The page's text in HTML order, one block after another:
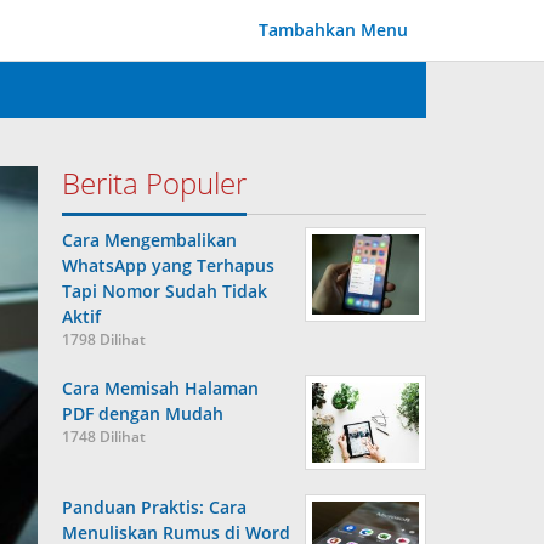
Tambahkan Menu
Berita Populer
Cara Mengembalikan
WhatsApp yang Terhapus
Tapi Nomor Sudah Tidak
Aktif
1798 Dilihat
Cara Memisah Halaman
PDF dengan Mudah
1748 Dilihat
Panduan Praktis: Cara
Menuliskan Rumus di Word